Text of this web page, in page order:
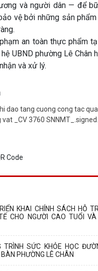
và người dân — để
vệ bởi những sản phẩm
an toàn thực phẩm
UBND phường Lê Chân
và xử lý.
dao tang cuong cong tac
_CV 3760
KHAI CHÍNH SÁCH HỖ
CHO NGƯỜI CAO TUỔI VÀ
TRÌNH SỨC KHỎE HỌC
PHƯỜNG LÊ CHÂN